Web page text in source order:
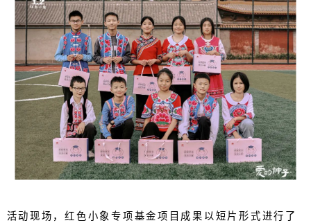
活动现场，红色小象专项基金项目成果以短片形式进行了